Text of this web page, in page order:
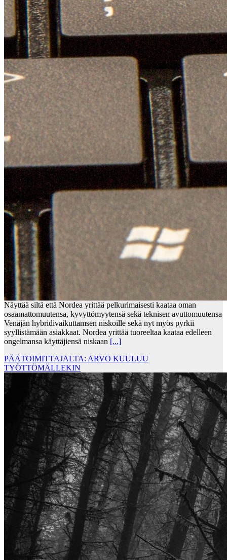
Näyttää siltä että Nordea yrittää pelkurimaisesti kaataa oman
osaamattomuutensa, kyvyttömyytensä sekä teknisen avuttomuutensa
Venäjän hybridivaikuttamsen niskoille sekä nyt myös pyrkii
syyllistämään asiakkaat. Nordea yrittää tuoreeltaa kaataa edelleen
ongelmansa käyttäjiensä niskaan [...]
PÄÄTOIMITTAJALTA: ARVO KUULUU
TYÖTTÖMÄLLEKIN